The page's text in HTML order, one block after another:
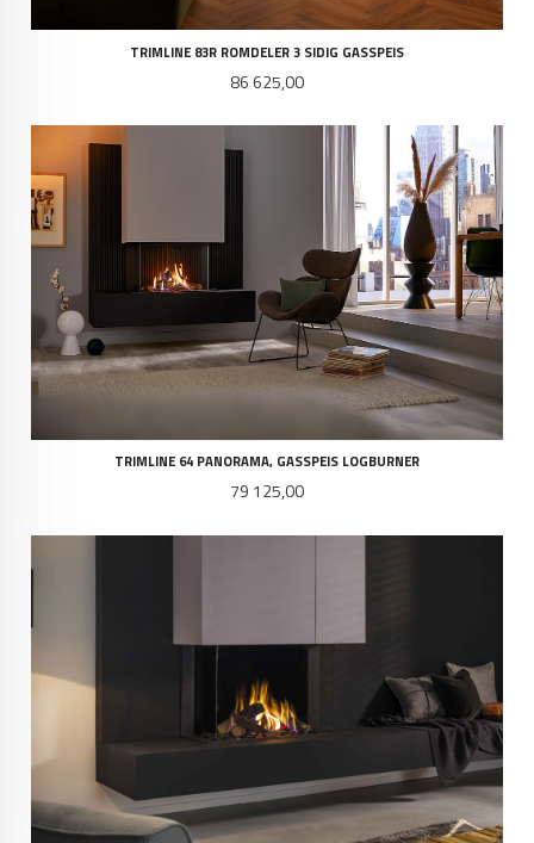
TRIMLINE 83R ROMDELER 3 SIDIG GASSPEIS
Pris
86 625,00
TRIMLINE 64 PANORAMA, GASSPEIS LOGBURNER
Pris
79 125,00